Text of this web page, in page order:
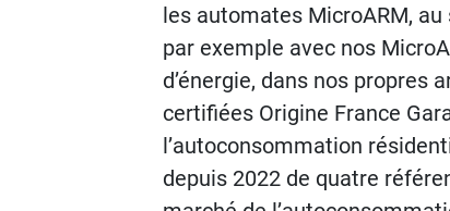
les automates MicroARM,
par exemple avec nos
d’énergie, dans nos propres
certifiées Origine France
l’autoconsommation
depuis 2022 de quatre